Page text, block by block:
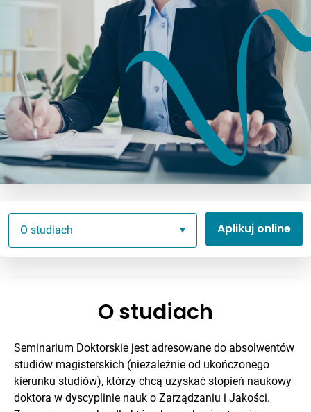
O studiach Aplikuj online
O studiach
Seminarium Doktorskie jest adresowane do absolwentów
studiów magisterskich (niezależnie od ukończonego
kierunku studiów), którzy chcą uzyskać stopień naukowy
doktora w dyscyplinie nauk o Zarządzaniu i Jakości.